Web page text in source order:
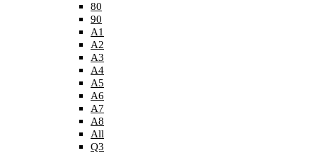
80
90
A1
A2
A3
A4
A5
A6
A7
A8
All
Q3